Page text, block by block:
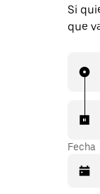
Si
que
Fecha